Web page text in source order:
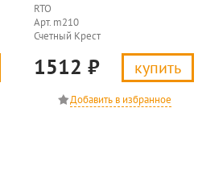
RTO
Арт. m210
Счетный Крест
1512 ₽ купить